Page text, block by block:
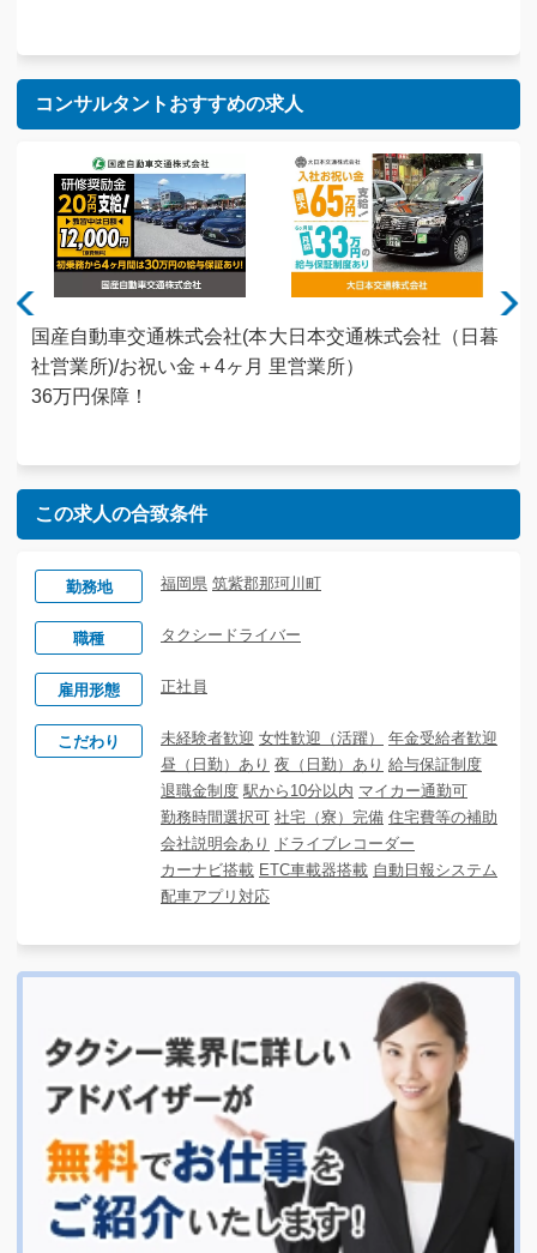
コンサルタントおすすめの求人
国産自動車交通株式会社(本
社営業所)/お祝い金＋4ヶ月
36万円保障！
大日本交通株式会社（日暮
里営業所）
この求人の合致条件
勤務地 福岡県 筑紫郡那珂川町
職種 タクシードライバー
雇用形態 正社員
こだわり 未経験者歓迎 女性歓迎（活躍）
年金受給者歓迎
昼（日勤）あり 夜（日勤）あり 給与保証制度
退職金制度 駅から10分以内 マイカー通勤可
勤務時間選択可 社宅（寮）完備 住宅費等の補助
会社説明会あり
ドライブレコーダー
カーナビ搭載 ETC車載器搭載 自動日報システム
配車アプリ対応